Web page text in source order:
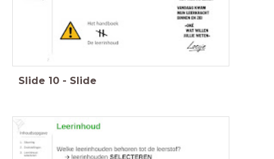
Slide 10 - Slide